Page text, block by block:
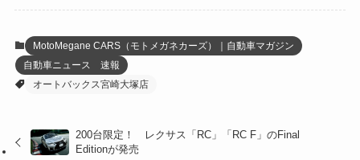
(47)
(16)
MotoMegane CARS（モトメガネカーズ）｜自動車マガジン
自動車ニュース 速報
オートバックス宮崎大塚店
200台限定！ レクサス「RC」「RC F」のFinal
Editionが発売